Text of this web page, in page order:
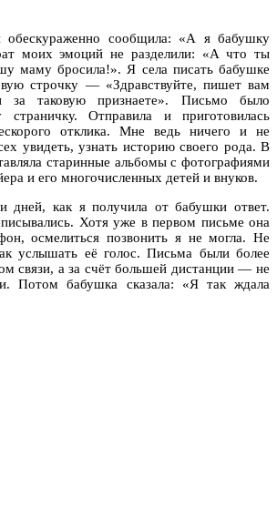
сообщила: «А я бабушку
моих эмоций не разделили: «А что ты
маму бросила!». Я села писать бабушке
строчку — «Здравствуйте, пишет вам
за таковую признаете». Письмо было
Отправила и приготовилась
отклика. Мне ведь ничего и не
увидеть, узнать историю своего рода. В
старинные альбомы с фотографиями
и его многочисленных детей и внуков.
дней, как я получила от бабушки ответ.
Хотя уже в первом письме она
осмелиться позвонить я не могла. Не
услышать её голос. Письма были более
связи, а за счёт большей дистанции — не
Потом бабушка сказала: «Я так ждала